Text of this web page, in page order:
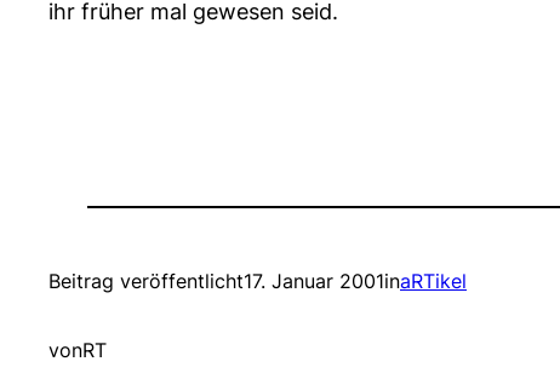
ihr früher mal gewesen seid.
Beitrag veröffentlicht17. Januar 2001inaRTikel
vonRT